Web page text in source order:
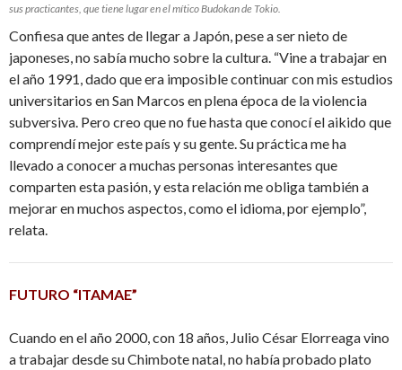
sus practicantes, que tiene lugar en el mítico Budokan de Tokio.
Confiesa que antes de llegar a Japón, pese a ser nieto de
japoneses, no sabía mucho sobre la cultura. “Vine a trabajar en
el año 1991, dado que era imposible continuar con mis estudios
universitarios en San Marcos en plena época de la violencia
subversiva. Pero creo que no fue hasta que conocí el aikido que
comprendí mejor este país y su gente. Su práctica me ha
llevado a conocer a muchas personas interesantes que
comparten esta pasión, y esta relación me obliga también a
mejorar en muchos aspectos, como el idioma, por ejemplo”,
relata.
FUTURO “ITAMAE”
Cuando en el año 2000, con 18 años, Julio César Elorreaga vino
a trabajar desde su Chimbote natal, no había probado plato